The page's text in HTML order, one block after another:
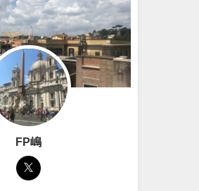
FP嶋